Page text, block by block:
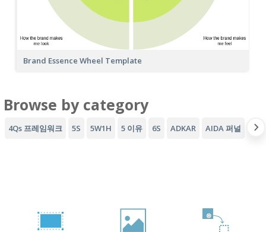
Brand Essence Wheel Template
Browse by category
4Qs 프레임워크 5S 5W1H 5 이유 6S ADKAR AIDA 퍼널